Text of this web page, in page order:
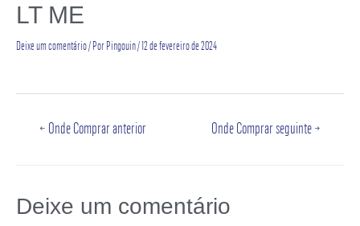
LT ME
Deixe um comentário/ PorPingouin/12 de fevereiro de 2024
← Onde Comprar anterior Onde Comprar seguinte→
Deixe um comentário